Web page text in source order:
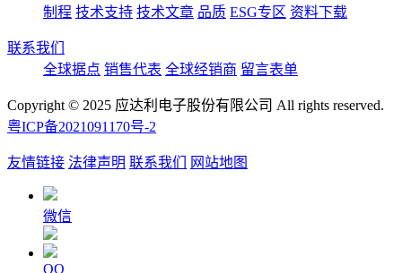
制程 技术支持 技术文章 品质 ESG专区 资料下载
联系我们
全球据点 销售代表 全球经销商 留言表单
Copyright © 2025 应达利电子股份有限公司 All rights reserved.
粤ICP备2021091170号-2
友情链接 法律声明 联系我们 网站地图
微信
QQ